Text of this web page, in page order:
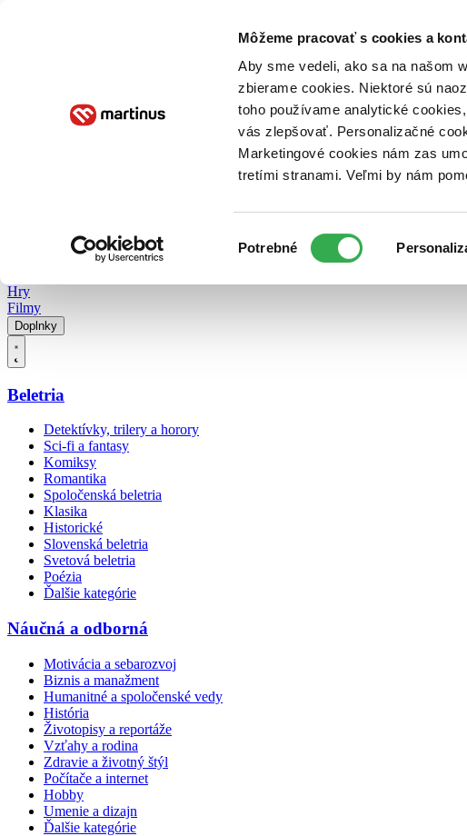
Môžeme pracovať s cookies a
Aby sme vedeli, ako sa na našom
zbierame cookies. Niektoré sú
toho používame analytické
vás zlepšovať. Personalizačné
Marketingové cookies nám zas
tretími stranami. Veľmi by nám
súhlasu
Potrebné
Poukážky Kontakt
Hry
Filmy
Doplnky
Beletria
Detektívky, trilery a horory
Sci-fi a fantasy
Komiksy
Romantika
Spoločenská beletria
Klasika
Historické
Slovenská beletria
Svetová beletria
Poézia
Ďalšie kategórie
Náučná a odborná
Motivácia a sebarozvoj
Biznis a manažment
Humanitné a spoločenské vedy
História
Životopisy a reportáže
Vzťahy a rodina
Zdravie a životný štýl
Počítače a internet
Hobby
Umenie a dizajn
Ďalšie kategórie